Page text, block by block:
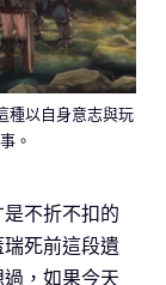
種以自身意志與玩
。
不折不扣的
死前這段遺
，如果今天